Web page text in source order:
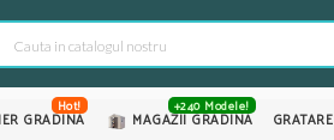
GRADINA
Hot!
MAGAZII GRADINA
+240 Modele!
GRATARE